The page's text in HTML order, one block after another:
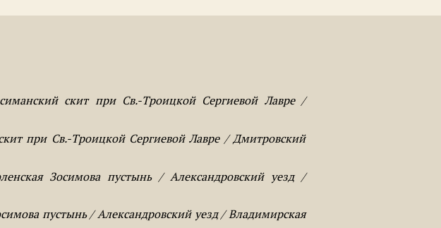
скит при Св.-Троицкой Сергиевой Лавре /
при Св.-Троицкой Сергиевой Лавре / Дмитровский
Зосимова пустынь / Александровский уезд /
пустынь / Александровский уезд / Владимирская